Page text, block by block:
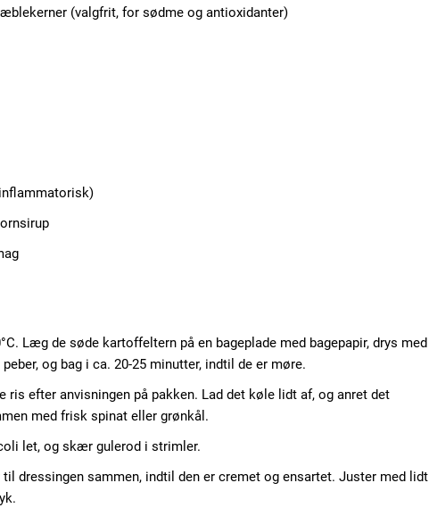
(valgfrit, for sødme og antioxidanter)
Læg de søde kartoffeltern på en bageplade med bagepapir, drys med
og bag i ca. 20-25 minutter, indtil de er møre.
ris efter anvisningen på pakken. Lad det køle lidt af, og anret det
med frisk spinat eller grønkål.
let, og skær gulerod i strimler.
dressingen sammen, indtil den er cremet og ensartet. Juster med lidt